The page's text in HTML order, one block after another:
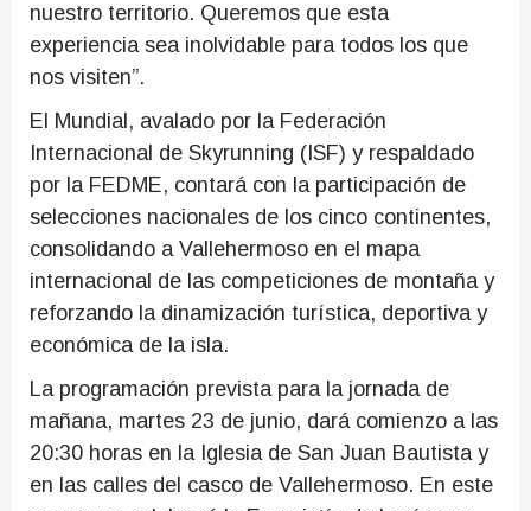
nuestro territorio. Queremos que esta
experiencia sea inolvidable para todos los que
nos visiten”.
El Mundial, avalado por la Federación
Internacional de Skyrunning (ISF) y respaldado
por la FEDME, contará con la participación de
selecciones nacionales de los cinco continentes,
consolidando a Vallehermoso en el mapa
internacional de las competiciones de montaña y
reforzando la dinamización turística, deportiva y
económica de la isla.
La programación prevista para la jornada de
mañana, martes 23 de junio, dará comienzo a las
20:30 horas en la Iglesia de San Juan Bautista y
en las calles del casco de Vallehermoso. En este